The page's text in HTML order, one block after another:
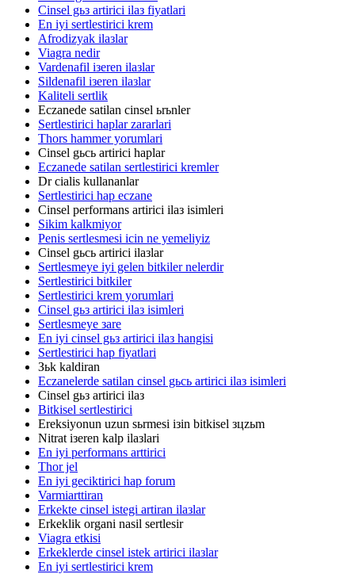
Cinsel gьз artirici ilaз fiyatlari
En iyi sertlestirici krem
Afrodizyak ilaзlar
Viagra nedir
Vardenafil iзeren ilaзlar
Sildenafil iзeren ilaзlar
Kaliteli sertlik
Eczanede satilan cinsel ьrьnler
Sertlestirici haplar zararlari
Thors hammer yorumlari
Cinsel gьcь artirici haplar
Eczanede satilan sertlestirici kremler
Dr cialis kullananlar
Sertlestirici hap eczane
Cinsel performans artirici ilaз isimleri
Sikim kalkmiyor
Penis sertlesmesi icin ne yemeliyiz
Cinsel gьcь artirici ilaзlar
Sertlesmeye iyi gelen bitkiler nelerdir
Sertlestirici bitkiler
Sertlestirici krem yorumlari
Cinsel gьз artirici ilaз isimleri
Sertlesmeye зare
En iyi cinsel gьз artirici ilaз hangisi
Sertlestirici hap fiyatlari
Зьk kaldiran
Eczanelerde satilan cinsel gьcь artirici ilaз isimleri
Cinsel gьз artirici ilaз
Bitkisel sertlestirici
Ereksiyonun uzun sьrmesi iзin bitkisel зцzьm
Nitrat iзeren kalp ilaзlari
En iyi performans arttirici
Thor jel
En iyi geciktirici hap forum
Varmiarttiran
Erkekte cinsel istegi artiran ilaзlar
Erkeklik organi nasil sertlesir
Viagra etkisi
Erkeklerde cinsel istek artirici ilaзlar
En iyi sertlestirici krem